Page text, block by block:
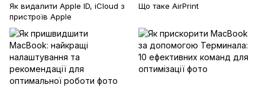
Як видалити Apple ID, iCloud з
пристроїв Apple
Що таке AirPrint